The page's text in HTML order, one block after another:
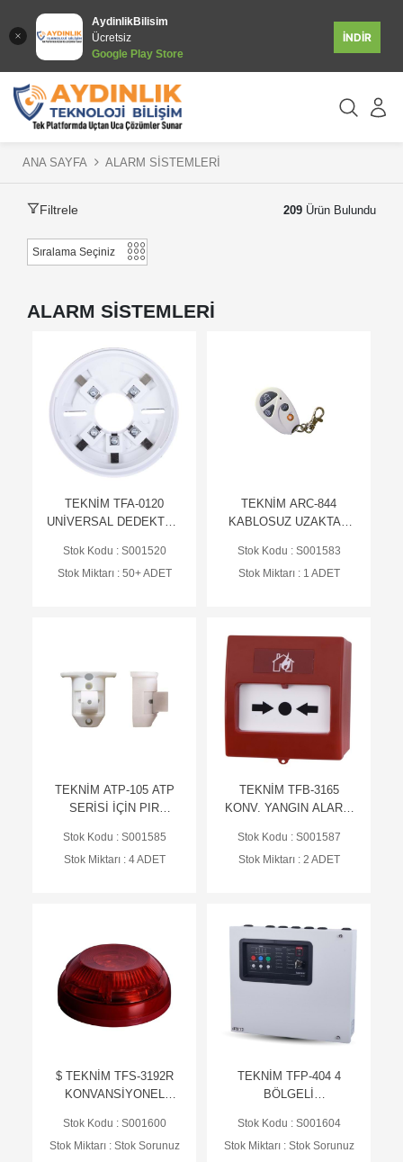
AydinlikBilisim
Ücretsiz
Google Play Store
İNDİR
ANA SAYFA ALARM SİSTEMLERİ
Filtrele 209 Ürün Bulundu
ALARM SİSTEMLERİ
TEKNİM TFA-0120
UNİVERSAL DEDEKTÖR
Stok Kodu : S001520
Stok Miktarı : 50+ ADET
TEKNİM ARC-844
KABLOSUZ UZAKTAN
Stok Kodu : S001583
Stok Miktarı : 1 ADET
TEKNİM ATP-105 ATP
SERİSİ İÇİN PIR
Stok Kodu : S001585
Stok Miktarı : 4 ADET
TEKNİM TFB-3165
KONV. YANGIN ALARM
KURULABİLİR, EN-54
Stok Kodu : S001587
Stok Miktarı : 2 ADET
$ TEKNİM TFS-3192R
KONVANSİYONEL
ALARM SİRENİ. KIRMIZI
(EN-54 S
Stok Kodu : S001600
Stok Miktarı : Stok Sorunuz
TEKNİM TFP-404 4
BÖLGELİ
YANGIN ALARM PANELİ
Stok Kodu : S001604
Stok Miktarı : Stok Sorunuz